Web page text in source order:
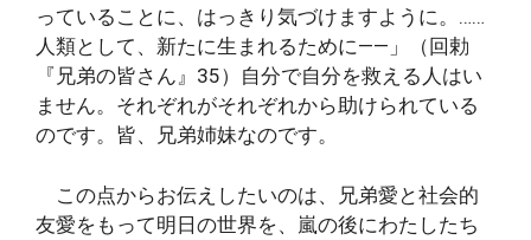
っていることに、はっきり気づけますように。……
人類として、新たに生まれるために――」（回勅
『兄弟の皆さん』35）自分で自分を救える人はい
ません。それぞれがそれぞれから助けられている
のです。皆、兄弟姉妹なのです。
この点からお伝えしたいのは、兄弟愛と社会的
友愛をもって明日の世界を、嵐の後にわたしたち